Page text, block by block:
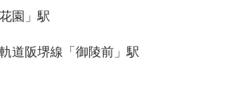
園」駅
道阪堺線「御陵前」駅